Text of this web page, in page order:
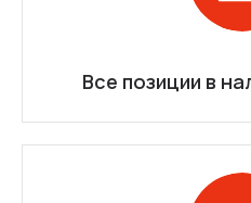
Все позиции в